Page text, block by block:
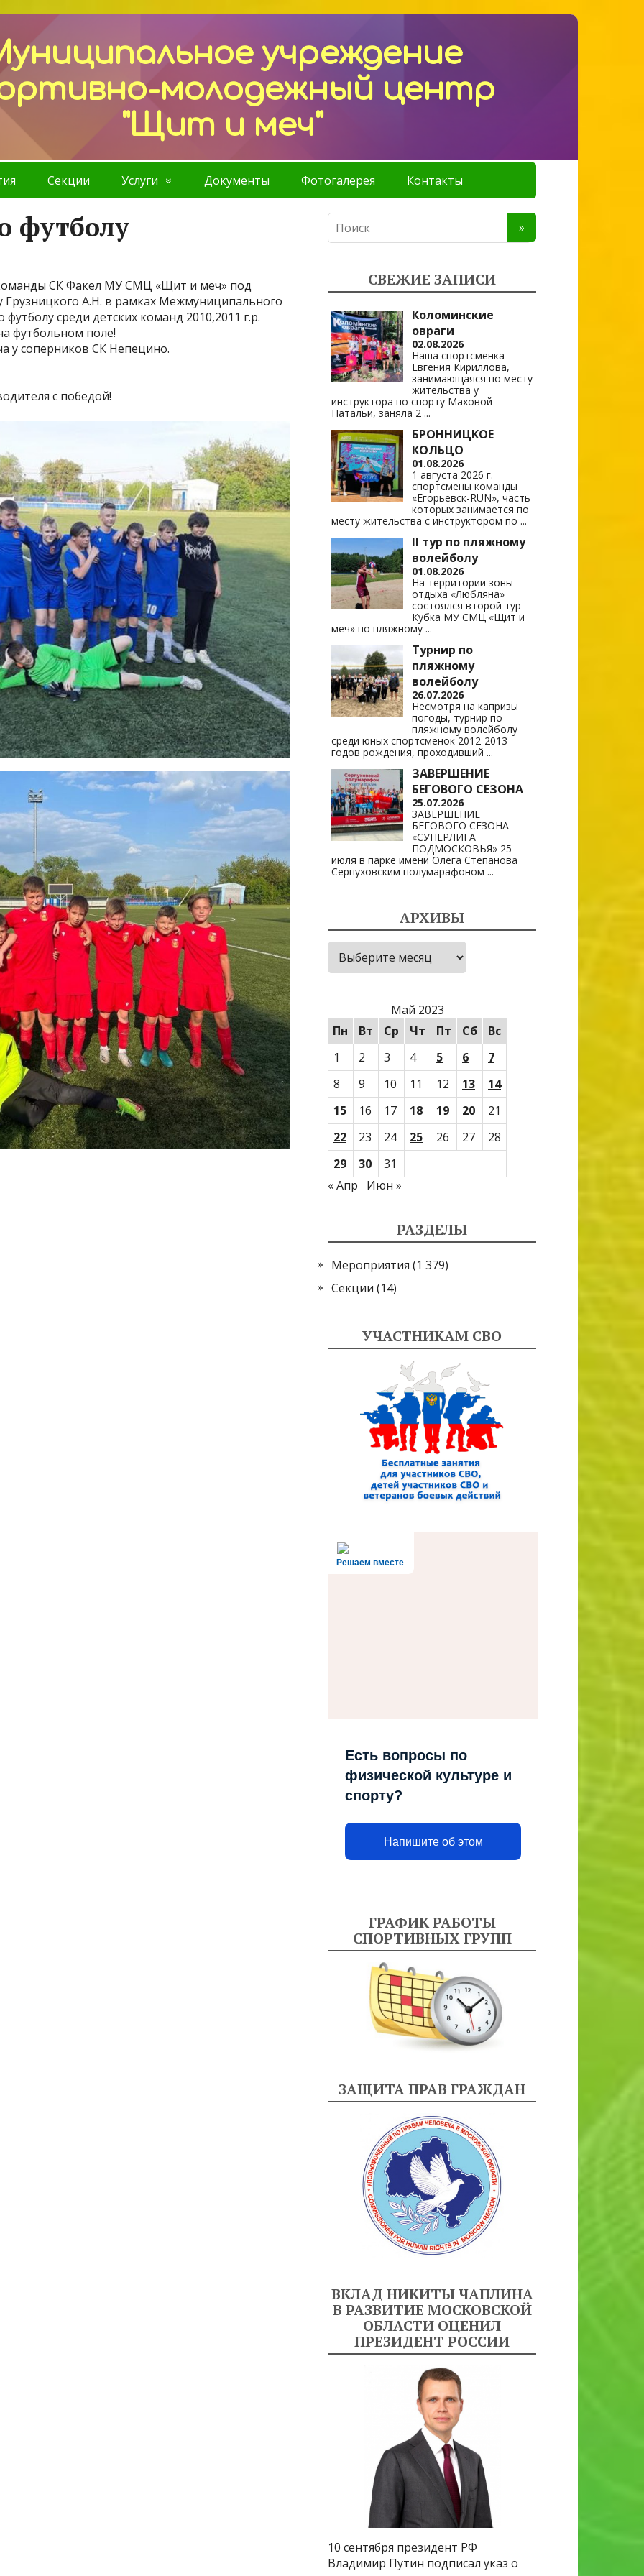
учреждение
молодежный центр
"Щит и меч"
Секции Услуги Документы Фотогалерея Контакты
футболу
СК Факел МУ СМЦ «Щит и меч» под
Грузницкого А.Н. в рамках Межмуниципального
среди детских команд 2010,2011 г.р.
футбольном поле!
у соперников СК Непецино.
с победой!
СВЕЖИЕ ЗАПИСИ
Коломинские
овраги
02.08.2026
Наша спортсменка
Евгения Кириллова,
занимающаяся по месту
жительства у
инструктора по спорту Маховой
Натальи, заняла 2 ...
БРОННИЦКОЕ
КОЛЬЦО
01.08.2026
1 августа 2026 г.
спортсмены команды
«Егорьевск-RUN», часть
которых занимается по
месту жительства с инструктором по ...
II тур по пляжному
волейболу
01.08.2026
На территории зоны
отдыха «Любляна»
состоялся второй тур
Кубка МУ СМЦ «Щит и
меч» по пляжному ...
Турнир по
пляжному
волейболу
26.07.2026
Несмотря на капризы
погоды, турнир по
пляжному волейболу
среди юных спортсменок 2012-2013
годов рождения, проходивший ...
ЗАВЕРШЕНИЕ
БЕГОВОГО СЕЗОНА
25.07.2026
ЗАВЕРШЕНИЕ
БЕГОВОГО СЕЗОНА
«СУПЕРЛИГА
ПОДМОСКОВЬЯ» 25
июля в парке имени Олега Степанова
Серпуховским полумарафоном ...
АРХИВЫ
Архивы
Май 2023
Пн
Вт Ср Чт Пт Сб
Вс
1
2 3 4 5 6
7
8
9 10 11 12 13
14
15
16 17 18 19 20
21
22
23 24 25 26 27
28
29
30
31
« Апр
Июн »
РАЗДЕЛЫ
Мероприятия (1 379)
Секции (14)
УЧАСТНИКАМ СВО
Решаем вместе
Есть вопросы по
физической культуре и
спорту?
Напишите об этом
ГРАФИК РАБОТЫ
СПОРТИВНЫХ ГРУПП
ЗАЩИТА ПРАВ ГРАЖДАН
ВКЛАД НИКИТЫ ЧАПЛИНА
В РАЗВИТИЕ МОСКОВСКОЙ
ОБЛАСТИ ОЦЕНИЛ
ПРЕЗИДЕНТ РОССИИ
10 сентября президент РФ
Владимир Путин подписал указ о